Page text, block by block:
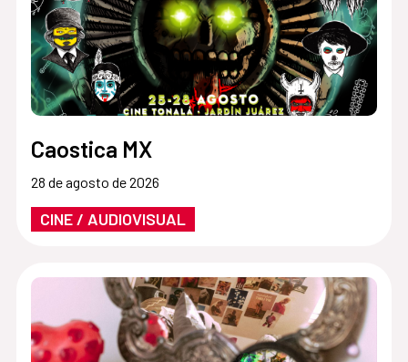
Caostica MX
28 de agosto de 2026
CINE / AUDIOVISUAL